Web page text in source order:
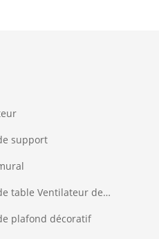
support
Ventilateur de bureau
plafond décoratif